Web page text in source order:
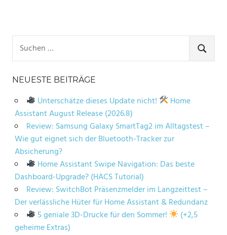
nach:
SUCHEN
NEUESTE BEITRÄGE
Unterschätze dieses Update nicht!
Home
Assistant August Release (2026.8)
Review: Samsung Galaxy SmartTag2 im Alltagstest –
Wie gut eignet sich der Bluetooth-Tracker zur
Absicherung?
Home Assistant Swipe Navigation: Das beste
Dashboard-Upgrade? (HACS Tutorial)
Review: SwitchBot Präsenzmelder im Langzeittest –
Der verlässliche Hüter für Home Assistant & Redundanz
5 geniale 3D-Drucke für den Sommer!
(+2,5
geheime Extras)